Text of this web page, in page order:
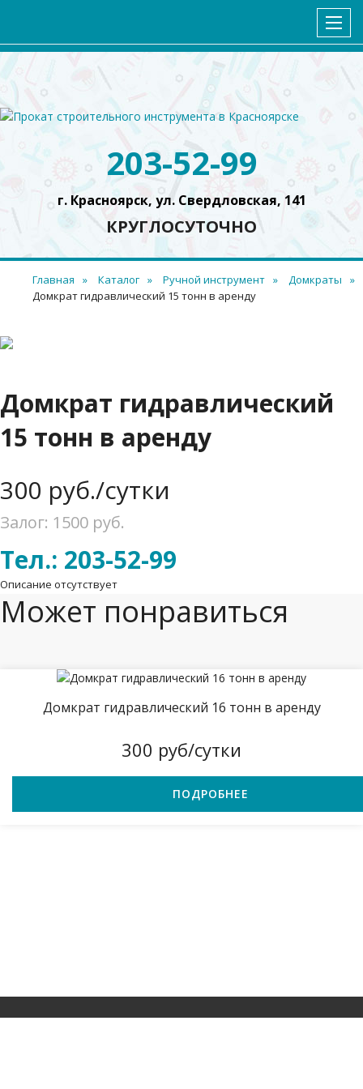
КОНТАКТЫ
203-52-99
г. Красноярск, ул. Свердловская, 141
КРУГЛОСУТОЧНО
Главная Каталог Ручной инструмент
Домкраты
Домкрат гидравлический 15 тонн в аренду
Домкрат гидравлический
15 тонн в аренду
300 руб./сутки
Залог: 1500 руб.
Тел.: 203-52-99
Описание отсутствует
Может понравиться
Домкрат гидравлический 16 тонн в аренду
300 руб/сутки
ПОДРОБНЕЕ